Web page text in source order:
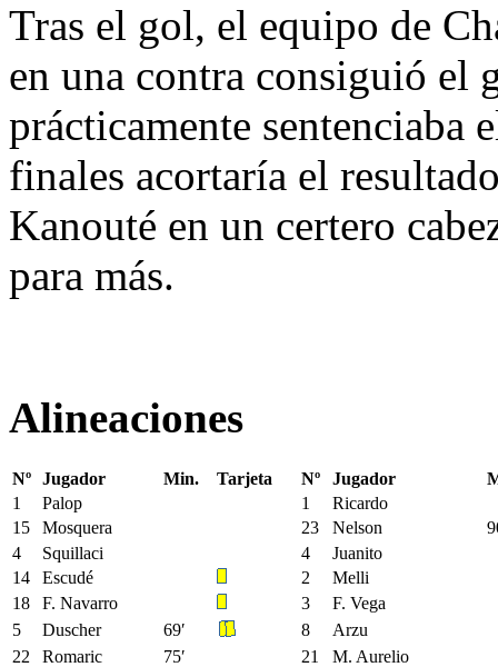
Tras el gol, el equipo de
en una contra consiguió el
prácticamente sentenciaba
finales acortaría el
Kanouté en un certero
para más.
Alineaciones
Nº Jugador Min. Tarjeta Nº Jugador
1
Palop 1
Ricardo
15
Mosquera 23 Nelson
4
Squillaci 4
Juanito
14
Escudé 2
Melli
18
F. Navarro 3
F. Vega
5
Duscher 69′ 8
Arzu
22
Romaric 75′ 21
M. Aurelio